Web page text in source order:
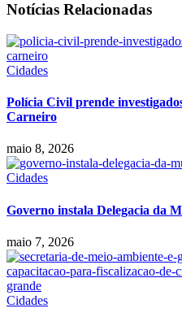
Notícias Relacionadas
Cidades
Polícia Civil prende
Carneiro
maio 8, 2026
Cidades
Governo instala Delegacia da
maio 7, 2026
Cidades